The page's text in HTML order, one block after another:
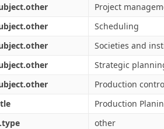
Project
Scheduling
Societies and
Strategic
Production
Production
other